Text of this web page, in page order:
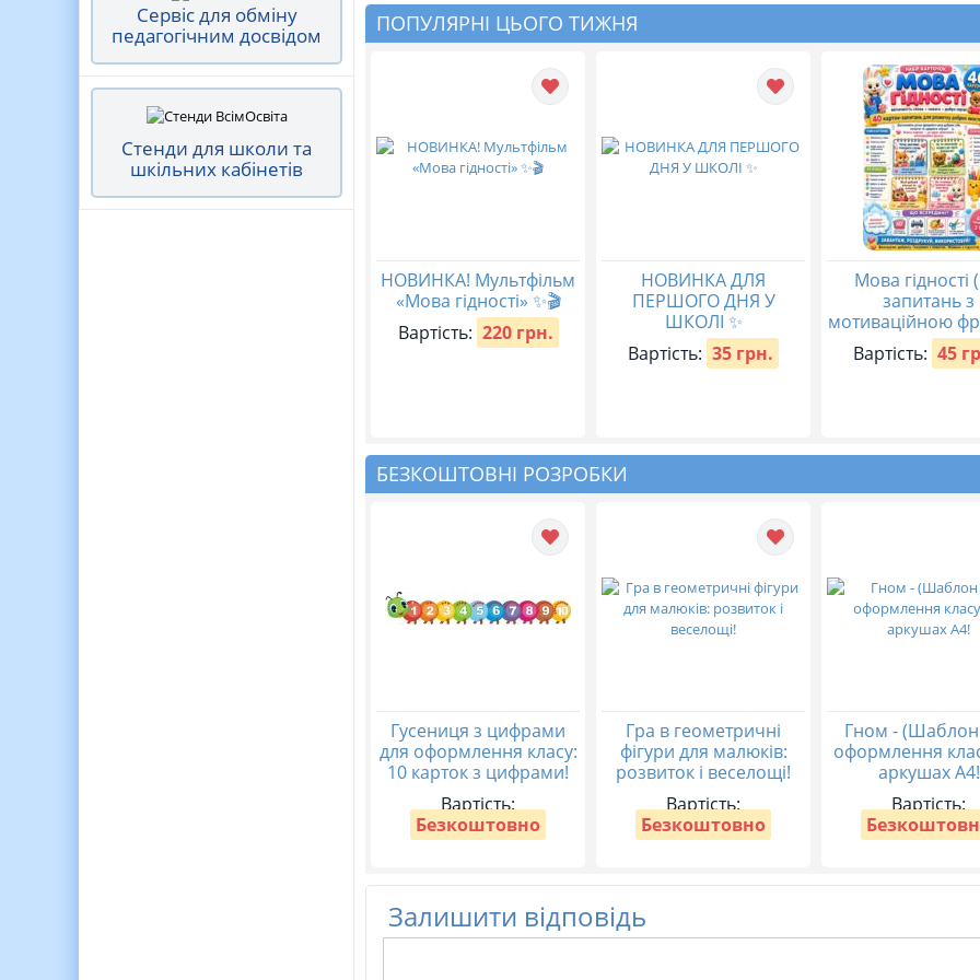
Сервіс для обміну
педагогічним досвідом
Стенди для школи та
шкільних кабінетів
ПОПУЛЯРНІ ЦЬОГО ТИЖНЯ
НОВИНКА! Мультфільм
«Мова гідності» ✨🎬
Вартість: 220 грн.
НОВИНКА ДЛЯ
ПЕРШОГО ДНЯ У
ШКОЛІ ✨
Вартість: 35 грн.
Мова гідності
запитань з
мотиваційною
Вартість: 45
БЕЗКОШТОВНІ РОЗРОБКИ
Гусениця з цифрами
для оформлення класу:
10 карток з цифрами!
Вартість:
Безкоштовно
Гра в геометричні
фігури для малюків:
розвиток і веселощі!
Вартість:
Безкоштовно
Гном -
оформлення
аркушах А4!
Вартість:
Залишити відповідь